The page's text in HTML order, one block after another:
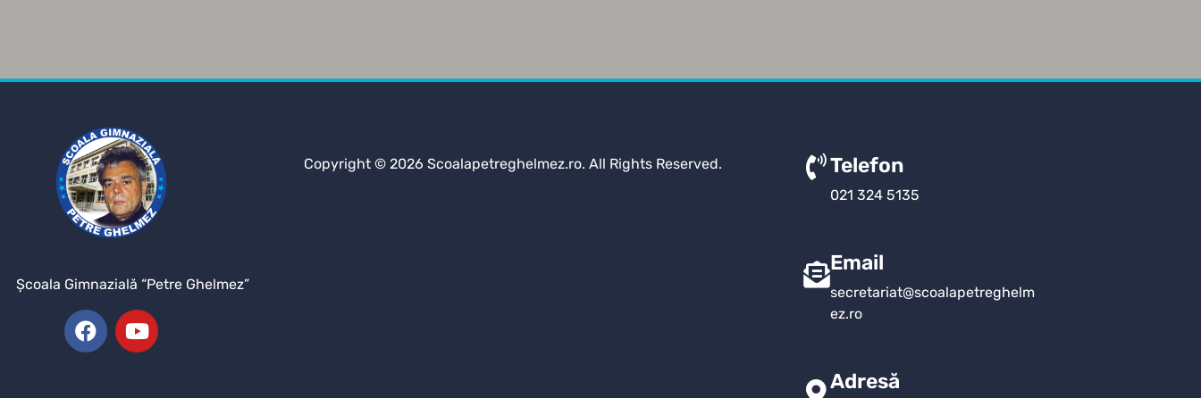
Şcoala Gimnazială “Petre Ghelmez”
Copyright © 2026 Scoalapetreghelmez.ro. All Rights Reserved. Telefon
021 324 5135
Email
secretariat@scoalapetreghelm
ez.ro
Adresă